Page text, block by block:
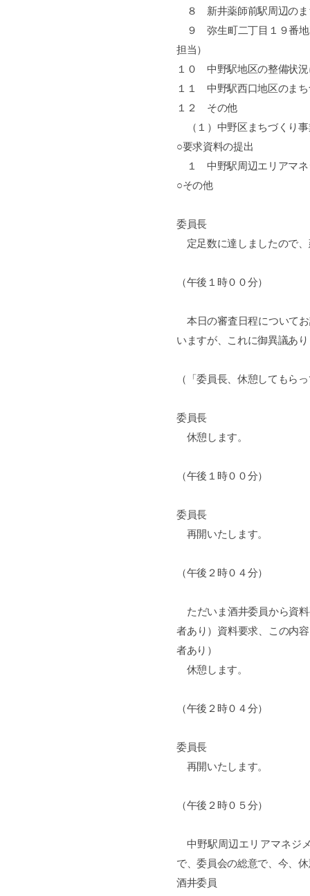
８ 新井薬師前駅周辺のま
９ 弥生町二丁目１９番地
担当）
１０ 中野駅地区の整備状
１１ 中野駅西口地区のま
１２ その他
（１）中野区まちづくり事
○要求資料の提出
１ 中野駅周辺エリアマネ
○その他
委員長
定足数に達しましたので
（午後１時００分）
本日の審査日程について
いますが、これに御異議あ
（「委員長、休憩してもら
委員長
休憩します。
（午後１時００分）
委員長
再開いたします。
（午後２時０４分）
ただいま酒井委員から資
者あり）資料要求、この内
者あり）
休憩します。
（午後２時０４分）
委員長
再開いたします。
（午後２時０５分）
中野駅周辺エリアマネジ
で、委員会の総意で、今、
酒井委員